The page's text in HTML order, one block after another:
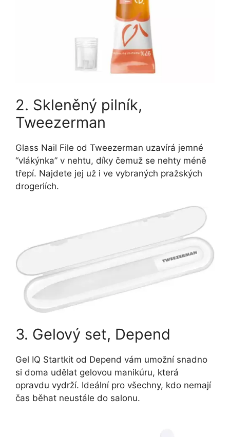
2. Skleněný pilník,
Tweezerman
Glass Nail File od Tweezerman uzavírá jemné
“vlákýnka” v nehtu, díky čemuž se nehty méně
třepí. Najdete jej už i ve vybraných pražských
drogeriích.
3. Gelový set, Depend
Gel IQ Startkit od Depend vám umožní snadno
si doma udělat gelovou manikúru, která
opravdu vydrží. Ideální pro všechny, kdo nemají
čas běhat neustále do salonu.